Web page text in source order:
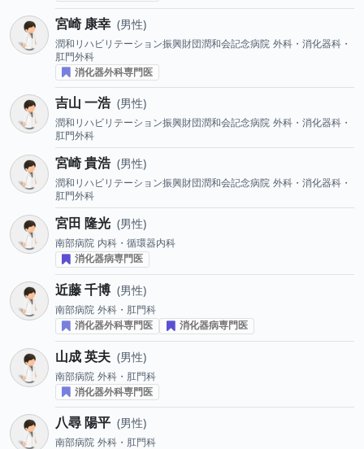
宮崎 康幸 男性
潤和リハビリテーション振興財団潤和会記念病院 外科・消化器科・
肛門外科
消化器外科専門医
吉山 一浩 男性
潤和リハビリテーション振興財団潤和会記念病院 外科・消化器科・
肛門外科
宮崎 貴浩 男性
潤和リハビリテーション振興財団潤和会記念病院 外科・消化器科・
肛門外科
宮田 隆光 男性
南部病院 内科・循環器内科
消化器病専門医
近藤 千博 男性
南部病院 外科・肛門科
消化器外科専門医
消化器病専門医
山成 英夫 男性
南部病院 外科・肛門科
消化器外科専門医
八尋 陽平 男性
南部病院 外科・肛門科